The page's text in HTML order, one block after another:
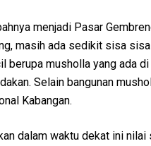
menjadi Pasar
masih ada sedikit sisa
berupa musholla yang ada
Selain bangunan
Kabangan.
dalam waktu dekat ini